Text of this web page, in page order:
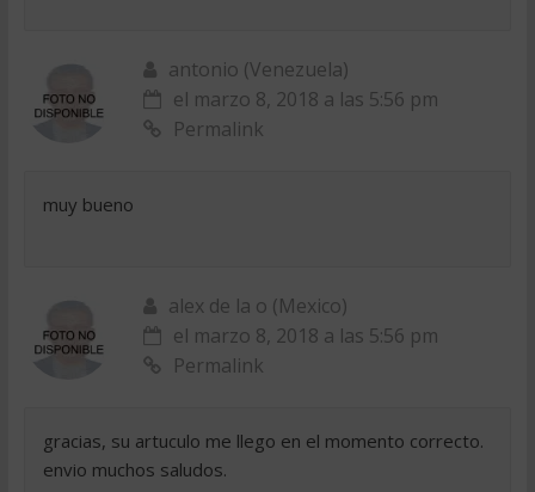
antonio (Venezuela)
el marzo 8, 2018 a las 5:56 pm
Permalink
muy bueno
alex de la o (Mexico)
el marzo 8, 2018 a las 5:56 pm
Permalink
gracias, su artuculo me llego en el momento correcto.
envio muchos saludos.